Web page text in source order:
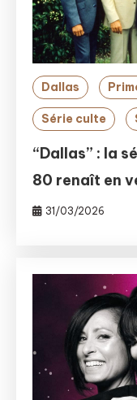
Dallas
Série culte
“Dallas” : la
80 renaît en
31/03/2026